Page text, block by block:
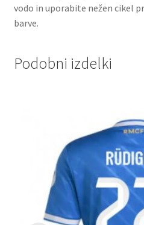
vodo in uporabite nežen cikel
barve.
Podobni izdelki